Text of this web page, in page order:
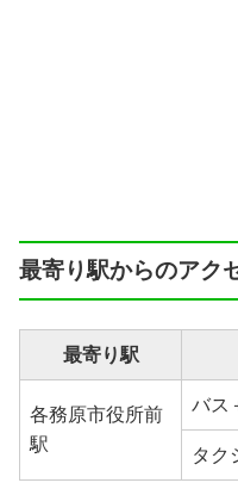
最寄り駅からのアク
最寄り駅
各務原市役所前
駅
バス
タク